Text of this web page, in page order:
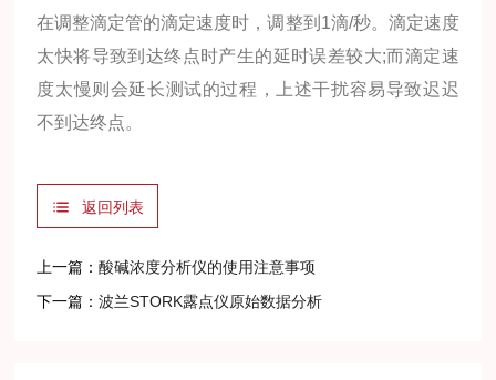
在调整滴定管的滴定速度时，调整到1滴/秒。滴定速度
太快将导致到达终点时产生的延时误差较大;而滴定速
度太慢则会延长测试的过程，上述干扰容易导致迟迟
不到达终点。
返回列表
上一篇：酸碱浓度分析仪的使用注意事项
下一篇：波兰STORK露点仪原始数据分析